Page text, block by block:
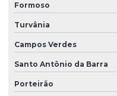
Formoso
Turvânia
Campos Verdes
Santo Antônio da Barra
Porteirão